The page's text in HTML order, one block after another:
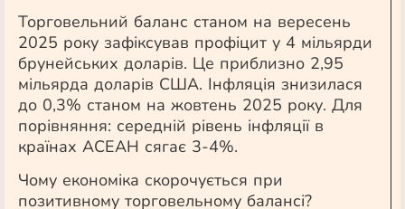
Торговельний баланс станом на вересень
2025 року зафіксував профіцит у 4 мільярди
брунейських доларів. Це приблизно 2,95
мільярда доларів США. Інфляція знизилася
до 0,3% станом на жовтень 2025 року. Для
порівняння: середній рівень інфляції в
країнах АСЕАН сягає 3-4%.
Чому економіка скорочується при
позитивному торговельному балансі?